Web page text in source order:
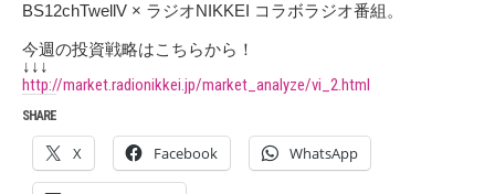
BS12chTwellV × ラジオNIKKEI コラボラジオ番組。
今週の投資戦略はこちらから！
↓↓↓
http://market.radionikkei.jp/market_analyze/vi_2.html
SHARE
X Facebook WhatsApp